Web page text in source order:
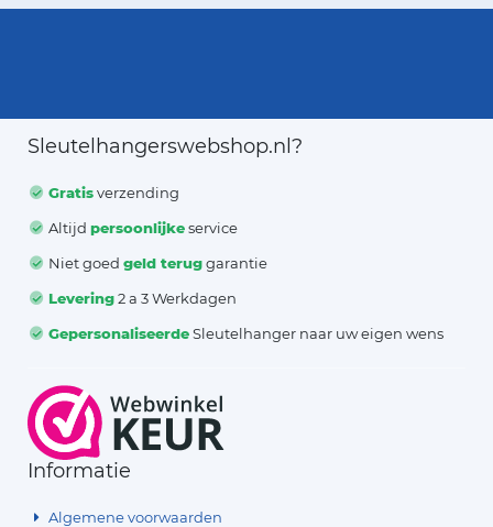
Sleutelhangerswebshop.nl?
Gratisverzending
Altijdpersoonlijkeservice
Niet goedgeld teruggarantie
Levering2 a 3 Werkdagen
GepersonaliseerdeSleutelhanger naar uw eigen wens
Informatie
Algemene voorwaarden